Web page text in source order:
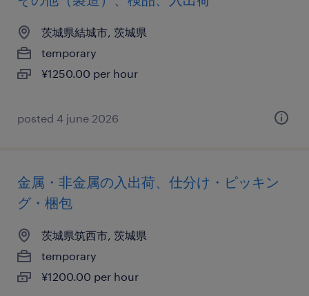
茨城県結城市, 茨城県
temporary
¥1250.00 per hour
posted 4 june 2026
金属・非金属の入出荷、仕分け・ピッキン
グ・梱包
茨城県筑西市, 茨城県
temporary
¥1200.00 per hour